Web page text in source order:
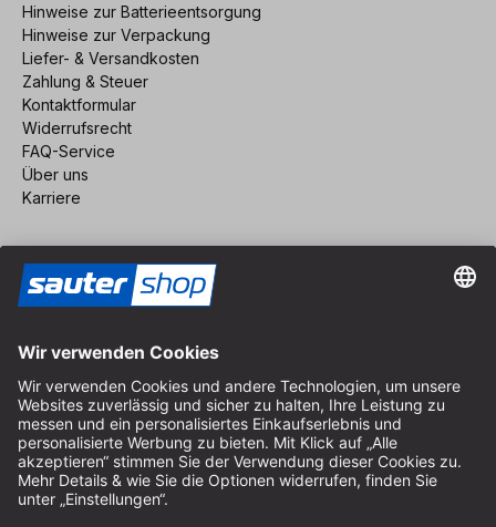
Hinweise zur Batterieentsorgung
Hinweise zur Verpackung
Liefer- & Versandkosten
Zahlung & Steuer
Kontaktformular
Widerrufsrecht
FAQ-Service
Über uns
Karriere
Impressum
AGB
Datenschutz
Cookie-Einstellungen